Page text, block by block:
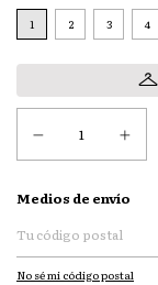
1 2 3 4
Entregas para el CP:
Medios de envío
No sé mi código postal